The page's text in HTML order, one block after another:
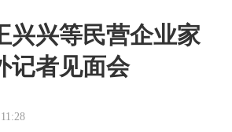
兴兴等民营企业家
记者见面会